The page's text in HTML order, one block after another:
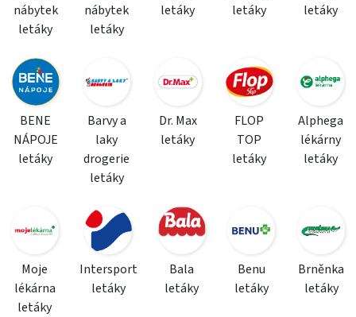
nábytek
letáky
nábytek
letáky
letáky
letáky
letáky
BENE
NÁPOJE
letáky
Barvy a
laky
drogerie
letáky
Dr. Max
letáky
FLOP
TOP
letáky
Alphega
lékárny
letáky
Moje
lékárna
letáky
Intersport
letáky
Bala
letáky
Benu
letáky
Brněnka
letáky